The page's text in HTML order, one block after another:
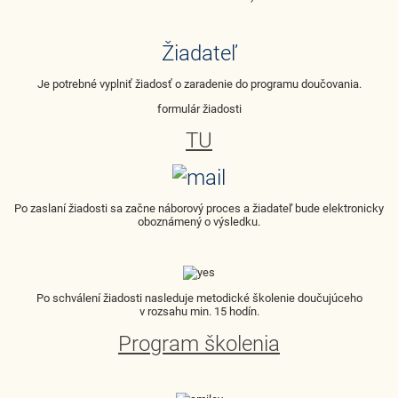
Žiadateľ
Je potrebné vyplniť žiadosť o zaradenie do programu doučovania.
formulár žiadosti
TU
Po zaslaní žiadosti sa začne náborový proces a žiadateľ bude elektronicky
oboznámený o výsledku.
Po schválení žiadosti nasleduje metodické školenie doučujúceho
v rozsahu min. 15 hodín.
Program školenia